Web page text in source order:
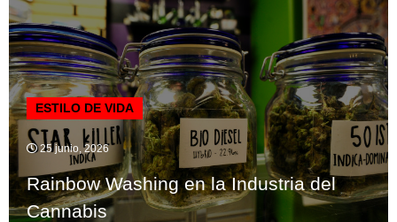
ESTILO DE VIDA
25 junio, 2026
Rainbow Washing en la Industria del
Cannabis